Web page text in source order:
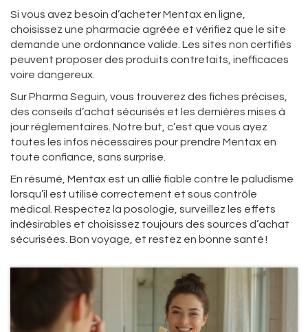
Si vous avez besoin d’acheter Mentax en ligne,
choisissez une pharmacie agréée et vérifiez que le site
demande une ordonnance valide. Les sites non certifiés
peuvent proposer des produits contrefaits, inefficaces
voire dangereux.
Sur Pharma Seguin, vous trouverez des fiches précises,
des conseils d’achat sécurisés et les dernières mises à
jour réglementaires. Notre but, c’est que vous ayez
toutes les infos nécessaires pour prendre Mentax en
toute confiance, sans surprise.
En résumé, Mentax est un allié fiable contre le paludisme
lorsqu’il est utilisé correctement et sous contrôle
médical. Respectez la posologie, surveillez les effets
indésirables et choisissez toujours des sources d’achat
sécurisées. Bon voyage, et restez en bonne santé !